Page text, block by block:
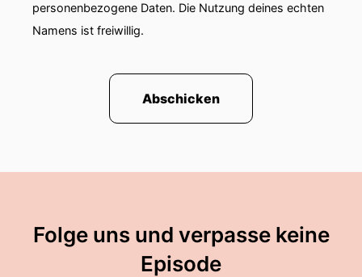
personenbezogene Daten. Die Nutzung deines echten
Namens ist freiwillig.
Abschicken
Folge uns und verpasse keine
Episode